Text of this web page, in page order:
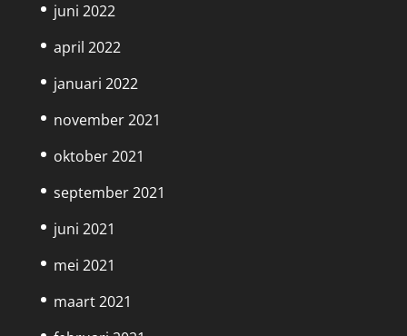
juni 2022
april 2022
januari 2022
november 2021
oktober 2021
september 2021
juni 2021
mei 2021
maart 2021